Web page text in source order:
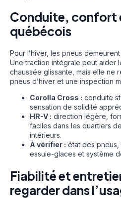
Conduite, confort
québécois
Pour l’hiver, les pneus
Une traction intégrale peut aider
chaussée glissante, mais elle ne
pneus d’hiver et une inspection
Corolla Cross : conduite
sensation de solidité
HR-V : direction légère,
faciles dans les quartiers
intérieurs.
À vérifier : état des pneus,
essuie-glaces et système
Fiabilité et
regarder dans